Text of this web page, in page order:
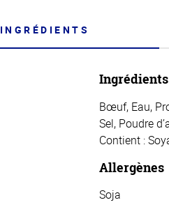
INGRÉDIENTS
Ingrédients
Bœuf, Eau,
Sel, Poudre
Contient :
Allergènes
Soja